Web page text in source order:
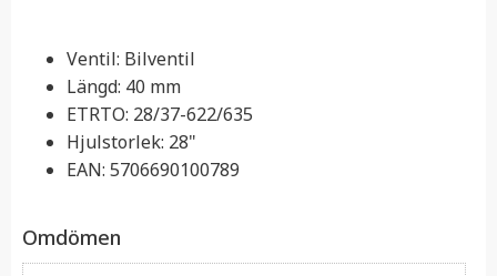
Ventil: Bilventil
Längd: 40 mm
ETRTO: 28/37-622/635
Hjulstorlek: 28"
EAN: 5706690100789
Omdömen